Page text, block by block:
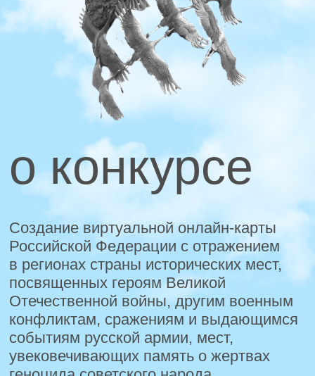
Подробнее
Воинские захоронения и братские могилы
Вечный огонь
Диорамы боевых действий
Обелиски
Могила Неизвестного Солдата
Места Воинской Славы